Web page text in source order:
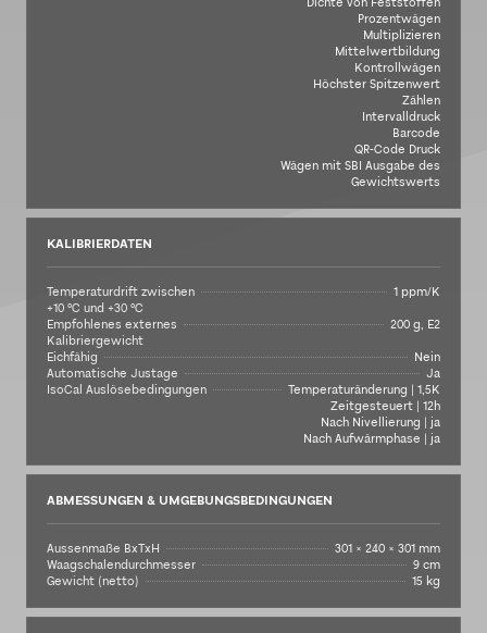
Prozentwägen
Multiplizieren
Mittelwertbildung
Kontrollwägen
Höchster Spitzenwert
Zählen
Intervalldruck
Barcode
QR-Code Druck
Wägen mit SBI Ausgabe des
Gewichtswerts
KALIBRIERDATEN
Temperaturdrift zwischen
+10 °C und +30 °C
1 ppm/K
Empfohlenes externes
Kalibriergewicht
200 g, E2
Eichfähig
Nein
Automatische Justage
Ja
IsoCal Auslösebedingungen
Temperaturänderung | 1,5K
Zeitgesteuert | 12h
Nach Nivellierung | ja
Nach Aufwärmphase | ja
ABMESSUNGEN & UMGEBUNGSBEDINGUNGEN
Aussenmaße BxTxH
301 × 240 × 301 mm
Waagschalendurchmesser
9 cm
Gewicht (netto)
15 kg